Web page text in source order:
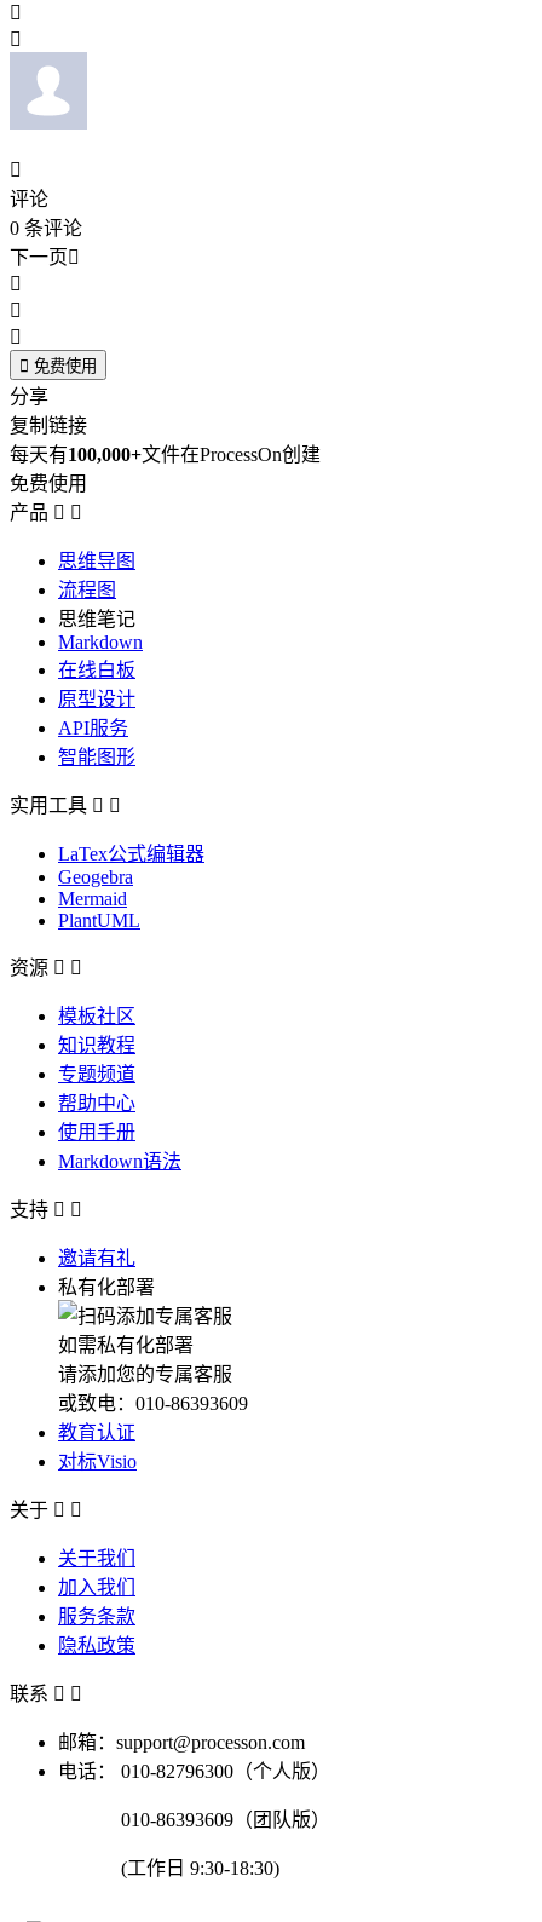



评论
0 条评论
下一页



 免费使用
分享
复制链接
每天有100,000+文件在ProcessOn创建
免费使用
产品  
思维导图
流程图
思维笔记
Markdown
在线白板
原型设计
API服务
智能图形
实用工具  
LaTex公式编辑器
Geogebra
Mermaid
PlantUML
资源  
模板社区
知识教程
专题频道
帮助中心
使用手册
Markdown语法
支持  
邀请有礼
私有化部署
如需私有化部署
请添加您的专属客服
或致电：010-86393609
教育认证
对标Visio
关于  
关于我们
加入我们
服务条款
隐私政策
联系  
邮箱：support@processon.com
电话：
010-82796300（个人版）
010-86393609（团队版）
(工作日 9:30-18:30)